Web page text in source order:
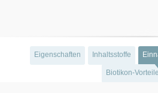
Eigenschaften Inhaltsstoffe
Biotikon-